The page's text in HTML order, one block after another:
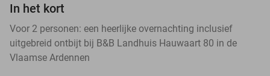
In het kort
Voor 2 personen: een heerlijke overnachting inclusief
uitgebreid ontbijt bij B&B Landhuis Hauwaart 80 in de
Vlaamse Ardennen